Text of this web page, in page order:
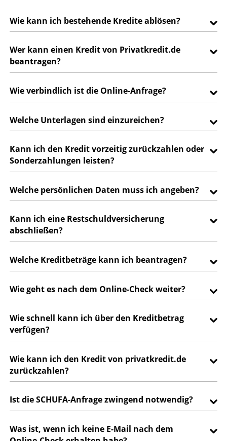
Wie kann ich bestehende Kredite ablösen?
Wer kann einen Kredit von Privatkredit.de
beantragen?
Wie verbindlich ist die Online-Anfrage?
Welche Unterlagen sind einzureichen?
Kann ich den Kredit vorzeitig zurückzahlen oder
Sonderzahlungen leisten?
Welche persönlichen Daten muss ich angeben?
Kann ich eine Restschuldversicherung
abschließen?
Welche Kreditbeträge kann ich beantragen?
Wie geht es nach dem Online-Check weiter?
Wie schnell kann ich über den Kreditbetrag
verfügen?
Wie kann ich den Kredit von privatkredit.de
zurückzahlen?
Ist die SCHUFA-Anfrage zwingend notwendig?
Was ist, wenn ich keine E-Mail nach dem